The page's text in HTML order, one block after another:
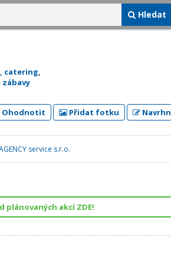
Hledat
catering,
Ohodnotit
Přidat fotku
service s.r.o.
plánovaných akcí ZDE!